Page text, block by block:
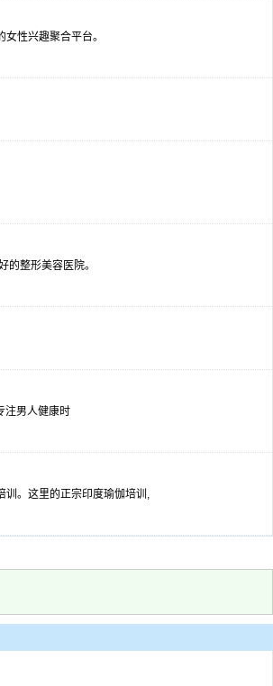
性兴趣聚合平台。
整形美容医院。
注男人健康时
训。这里的正宗印度瑜伽培训,